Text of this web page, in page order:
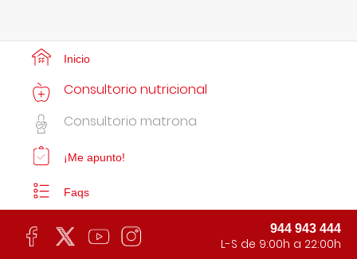
Inicio
Consultorio nutricional
Consultorio matrona
¡Me apunto!
Faqs
944 943 444
L-S de 9:00h a 22:00h